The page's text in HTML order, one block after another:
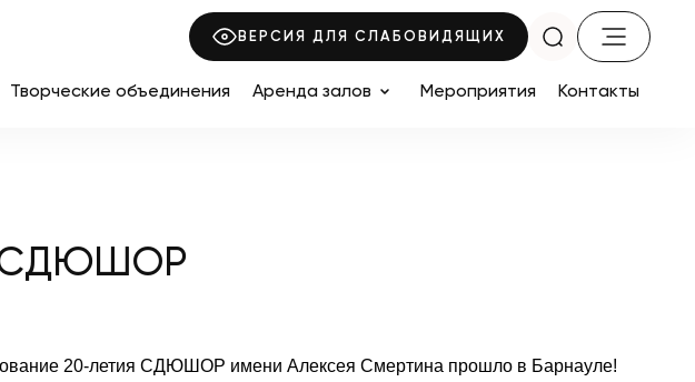
ВЕРСИЯ ДЛЯ СЛАБОВИДЯЩИХ
Творческие объединения Аренда залов Мероприятия Контакты
СДЮШОР
20‑летия СДЮШОР имени Алексея Смертина прошло в Барнауле!